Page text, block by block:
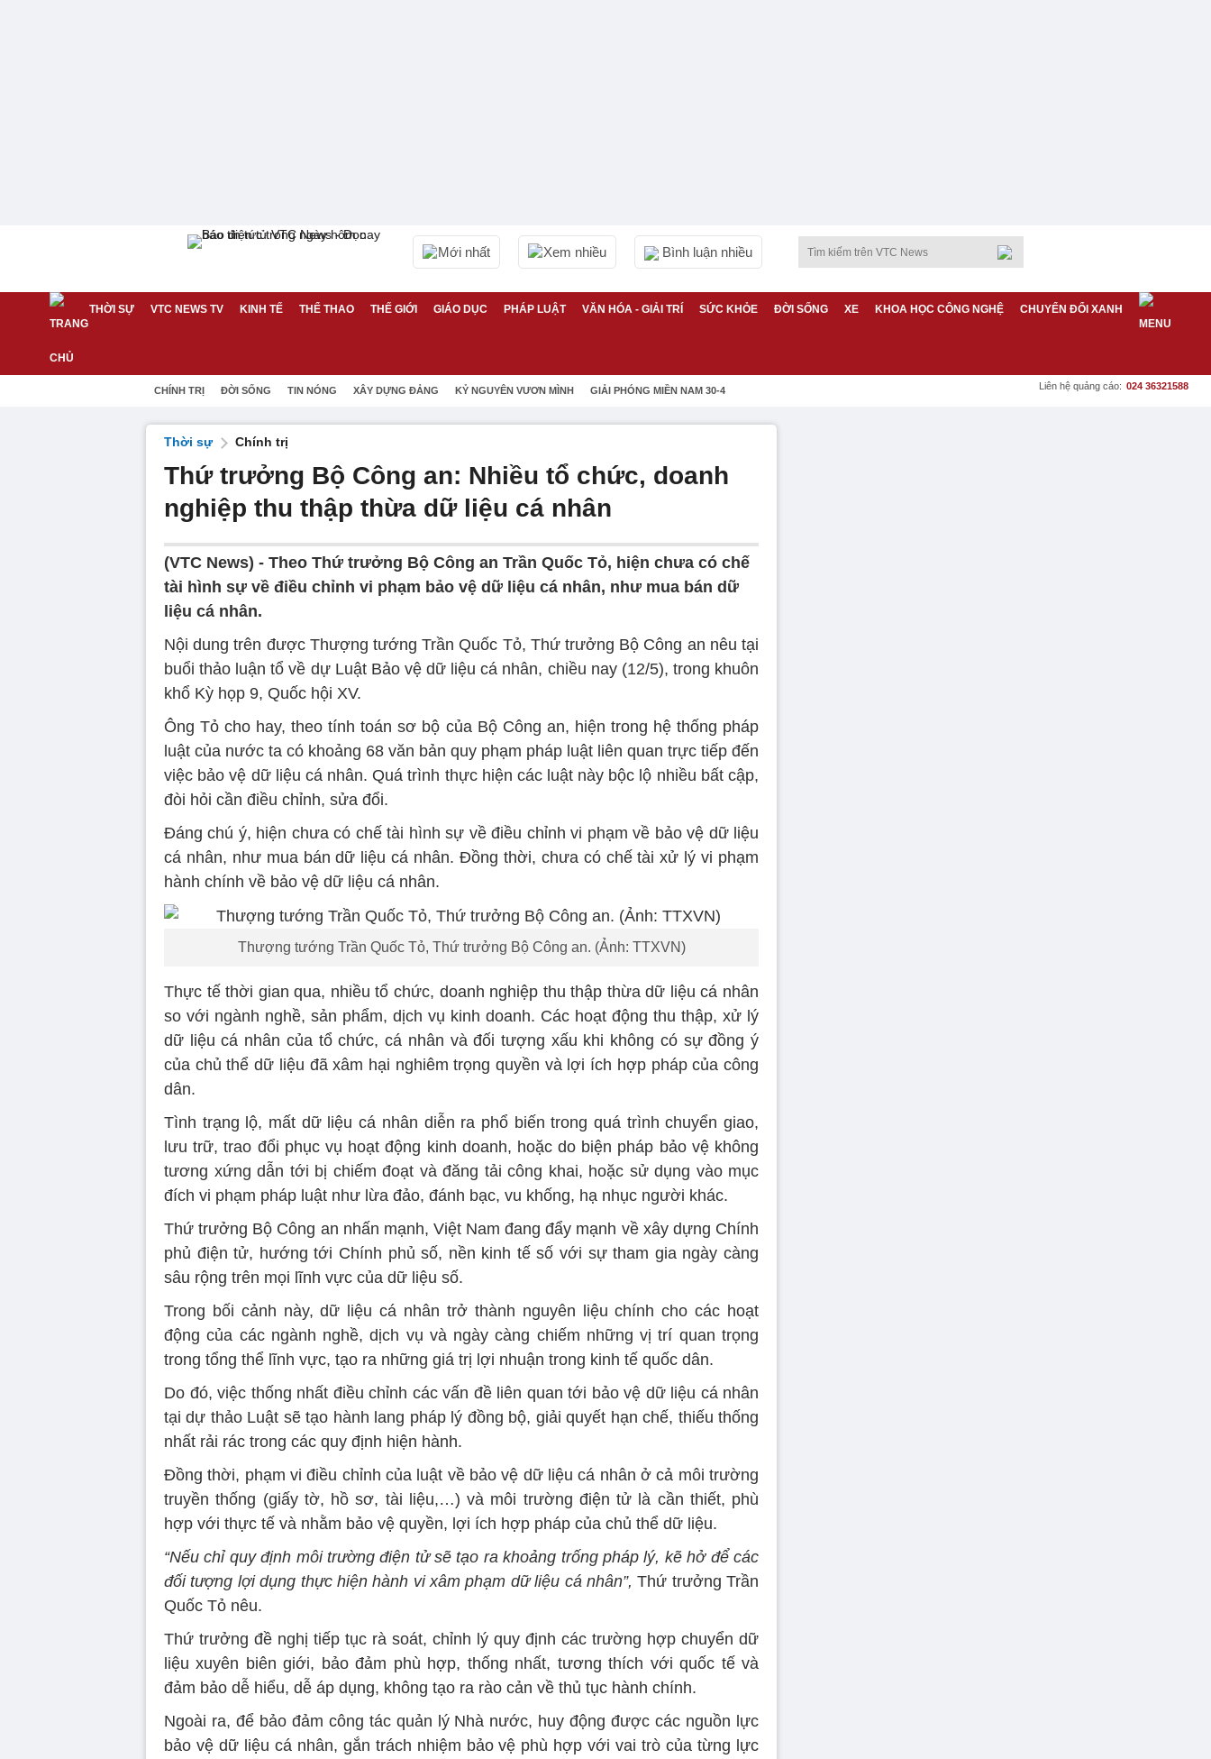
Mới nhất Xem nhiều Bình luận nhiều
THỜI SỰ VTC NEWS TV KINH TẾ THỂ THAO THẾ GIỚI GIÁO DỤC PHÁP LUẬT VĂN HÓA - GIẢI TRÍ SỨC KHỎE ĐỜI SỐNG XE KHOA HỌC CÔNG NGHỆ CHUYỂN ĐỔI XANH
CHÍNH TRỊ ĐỜI SỐNG TIN NÓNG XÂY DỰNG ĐẢNG KỶ NGUYÊN VƯƠN MÌNH GIẢI PHÓNG MIỀN NAM 30-4 Liên hệ quảng cáo: 024 36321588
Thời sự Chính trị
Thứ trưởng Bộ Công an: Nhiều tổ chức, doanh
nghiệp thu thập thừa dữ liệu cá nhân
(VTC News) - Theo Thứ trưởng Bộ Công an Trần Quốc Tỏ, hiện chưa có chế
tài hình sự về điều chỉnh vi phạm bảo vệ dữ liệu cá nhân, như mua bán dữ
liệu cá nhân.
Nội dung trên được Thượng tướng Trần Quốc Tỏ, Thứ trưởng Bộ Công an nêu tại
buổi thảo luận tổ về dự Luật Bảo vệ dữ liệu cá nhân, chiều nay (12/5), trong khuôn
khổ Kỳ họp 9, Quốc hội XV.
Ông Tỏ cho hay, theo tính toán sơ bộ của Bộ Công an, hiện trong hệ thống pháp
luật của nước ta có khoảng 68 văn bản quy phạm pháp luật liên quan trực tiếp đến
việc bảo vệ dữ liệu cá nhân. Quá trình thực hiện các luật này bộc lộ nhiều bất cập,
đòi hỏi cần điều chỉnh, sửa đổi.
Đáng chú ý, hiện chưa có chế tài hình sự về điều chỉnh vi phạm về bảo vệ dữ liệu
cá nhân, như mua bán dữ liệu cá nhân. Đồng thời, chưa có chế tài xử lý vi phạm
hành chính về bảo vệ dữ liệu cá nhân.
Thượng tướng Trần Quốc Tỏ, Thứ trưởng Bộ Công an. (Ảnh: TTXVN)
Thực tế thời gian qua, nhiều tổ chức, doanh nghiệp thu thập thừa dữ liệu cá nhân
so với ngành nghề, sản phẩm, dịch vụ kinh doanh. Các hoạt động thu thập, xử lý
dữ liệu cá nhân của tổ chức, cá nhân và đối tượng xấu khi không có sự đồng ý
của chủ thể dữ liệu đã xâm hại nghiêm trọng quyền và lợi ích hợp pháp của công
dân.
Tình trạng lộ, mất dữ liệu cá nhân diễn ra phổ biến trong quá trình chuyển giao,
lưu trữ, trao đổi phục vụ hoạt động kinh doanh, hoặc do biện pháp bảo vệ không
tương xứng dẫn tới bị chiếm đoạt và đăng tải công khai, hoặc sử dụng vào mục
đích vi phạm pháp luật như lừa đảo, đánh bạc, vu khống, hạ nhục người khác.
Thứ trưởng Bộ Công an nhấn mạnh, Việt Nam đang đẩy mạnh về xây dựng Chính
phủ điện tử, hướng tới Chính phủ số, nền kinh tế số với sự tham gia ngày càng
sâu rộng trên mọi lĩnh vực của dữ liệu số.
Trong bối cảnh này, dữ liệu cá nhân trở thành nguyên liệu chính cho các hoạt
động của các ngành nghề, dịch vụ và ngày càng chiếm những vị trí quan trọng
trong tổng thể lĩnh vực, tạo ra những giá trị lợi nhuận trong kinh tế quốc dân.
Do đó, việc thống nhất điều chỉnh các vấn đề liên quan tới bảo vệ dữ liệu cá nhân
tại dự thảo Luật sẽ tạo hành lang pháp lý đồng bộ, giải quyết hạn chế, thiếu thống
nhất rải rác trong các quy định hiện hành.
Đồng thời, phạm vi điều chỉnh của luật về bảo vệ dữ liệu cá nhân ở cả môi trường
truyền thống (giấy tờ, hồ sơ, tài liệu,…) và môi trường điện tử là cần thiết, phù
hợp với thực tế và nhằm bảo vệ quyền, lợi ích hợp pháp của chủ thể dữ liệu.
“Nếu chỉ quy định môi trường điện tử sẽ tạo ra khoảng trống pháp lý, kẽ hở để các
đối tượng lợi dụng thực hiện hành vi xâm phạm dữ liệu cá nhân”, Thứ trưởng Trần
Quốc Tỏ nêu.
Thứ trưởng đề nghị tiếp tục rà soát, chỉnh lý quy định các trường hợp chuyển dữ
liệu xuyên biên giới, bảo đảm phù hợp, thống nhất, tương thích với quốc tế và
đảm bảo dễ hiểu, dễ áp dụng, không tạo ra rào cản về thủ tục hành chính.
Ngoài ra, để bảo đảm công tác quản lý Nhà nước, huy động được các nguồn lực
bảo vệ dữ liệu cá nhân, gắn trách nhiệm bảo vệ phù hợp với vai trò của từng lực